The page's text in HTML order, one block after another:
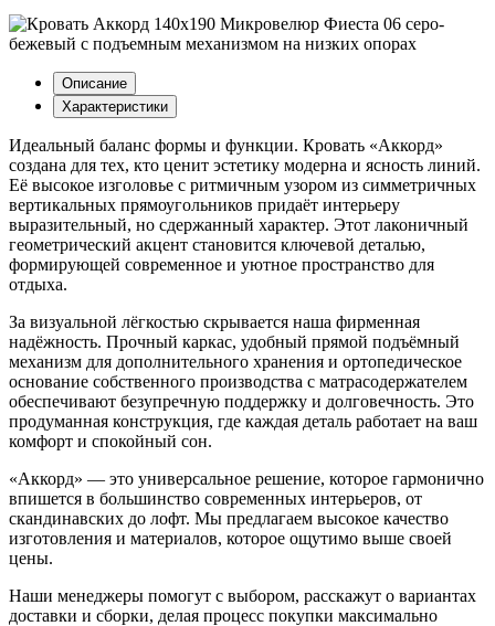
Описание
Характеристики
Идеальный баланс формы и функции. Кровать «Аккорд»
создана для тех, кто ценит эстетику модерна и ясность линий.
Её высокое изголовье с ритмичным узором из симметричных
вертикальных прямоугольников придаёт интерьеру
выразительный, но сдержанный характер. Этот лаконичный
геометрический акцент становится ключевой деталью,
формирующей современное и уютное пространство для
отдыха.
За визуальной лёгкостью скрывается наша фирменная
надёжность. Прочный каркас, удобный прямой подъёмный
механизм для дополнительного хранения и ортопедическое
основание собственного производства с матрасодержателем
обеспечивают безупречную поддержку и долговечность. Это
продуманная конструкция, где каждая деталь работает на ваш
комфорт и спокойный сон.
«Аккорд» — это универсальное решение, которое гармонично
впишется в большинство современных интерьеров, от
скандинавских до лофт. Мы предлагаем высокое качество
изготовления и материалов, которое ощутимо выше своей
цены.
Наши менеджеры помогут с выбором, расскажут о вариантах
доставки и сборки, делая процесс покупки максимально